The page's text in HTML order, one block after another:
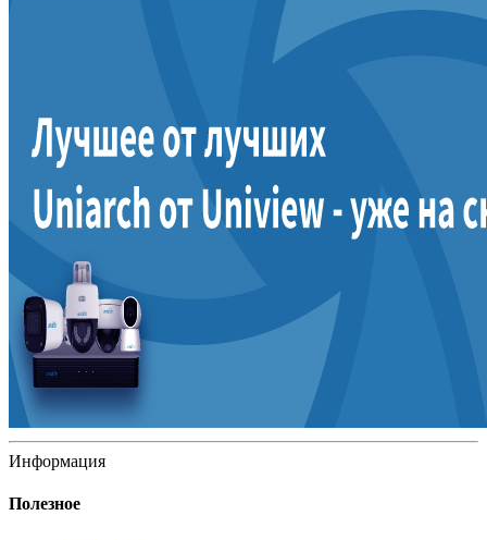
Информация
Полезное